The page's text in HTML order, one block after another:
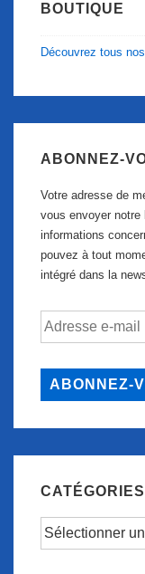
BOUTIQUE
Découvrez tous
ABONNEZ-
Votre adresse de
vous envoyer notre
informations
pouvez à tout
intégré dans la
Adresse
ABONNEZ-
CATÉGORIES
Catégories